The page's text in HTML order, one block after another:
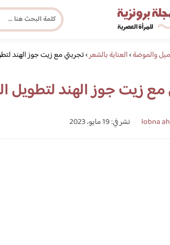
مجلة والموضة›العناية بالشعر›تجربتي مع زيت جوز الهند
مع زيت جوز الهند لتطويل
lobna نشر في: 19 مايو، 2023